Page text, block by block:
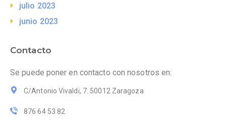
julio 2023
junio 2023
Contacto
Se puede poner en contacto con nosotros en:
C/Antonio Vivaldi, 7. 50012 Zaragoza
876 64 53 82